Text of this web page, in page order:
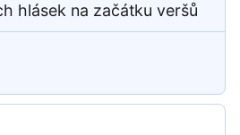
hlásek na začátku veršů